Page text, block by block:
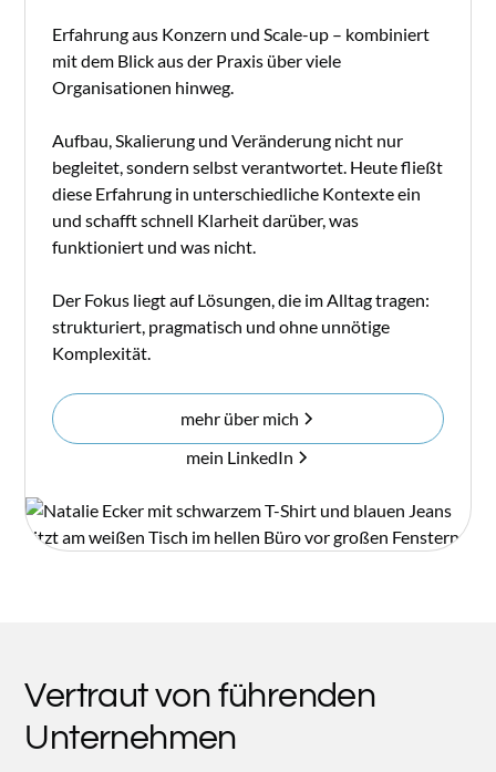
Erfahrung aus Konzern und Scale-up – kombiniert
mit dem Blick aus der Praxis über viele
Organisationen hinweg.
Aufbau, Skalierung und Veränderung nicht nur
begleitet, sondern selbst verantwortet. Heute fließt
diese Erfahrung in unterschiedliche Kontexte ein
und schafft schnell Klarheit darüber, was
funktioniert und was nicht.
Der Fokus liegt auf Lösungen, die im Alltag tragen:
strukturiert, pragmatisch und ohne unnötige
Komplexität.
mehr über mich
mein LinkedIn
Vertraut von führenden
Unternehmen